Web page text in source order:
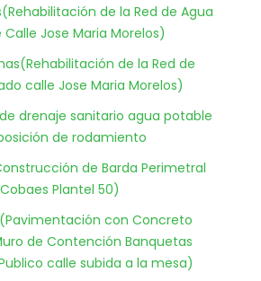
de la Red de Agua
Calle Jose Maria Morelos)
de la Red de
calle Jose Maria Morelos)
drenaje sanitario agua potable
de rodamiento
de Barda Perimetral
Cobaes Plantel 50)
con Concreto
de Contención Banquetas
calle subida a la mesa)